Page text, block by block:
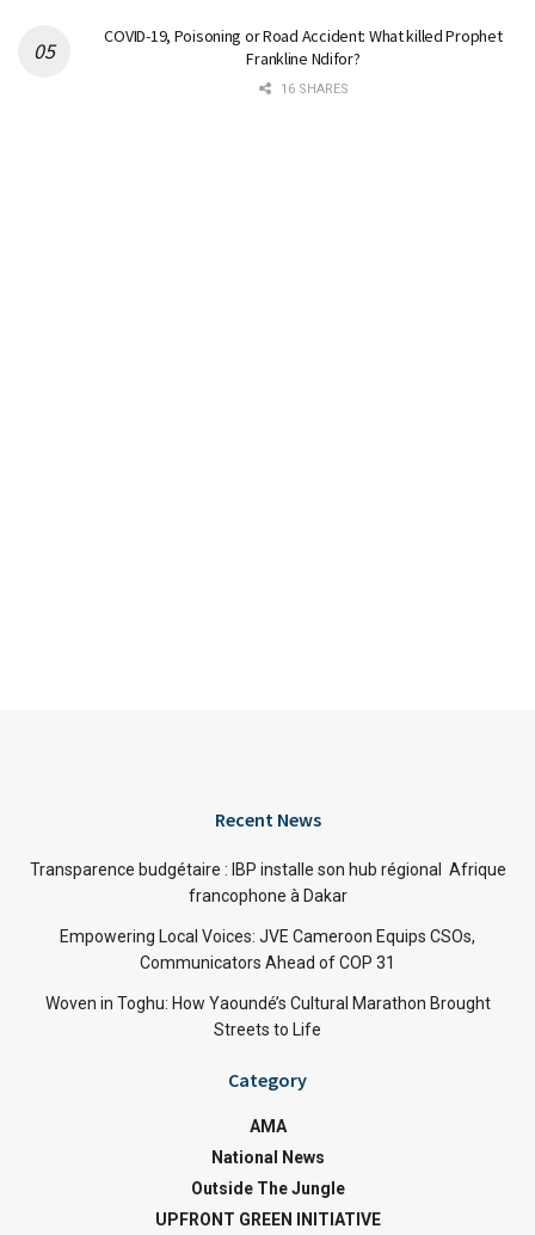
COVID-19, Poisoning or Road Accident: What killed Prophet
Frankline Ndifor?
16 SHARES
Recent News
Transparence budgétaire : IBP installe son hub régional Afrique
francophone à Dakar
Empowering Local Voices: JVE Cameroon Equips CSOs,
Communicators Ahead of COP 31
Woven in Toghu: How Yaoundé’s Cultural Marathon Brought
Streets to Life
Category
AMA
National News
Outside The Jungle
UPFRONT GREEN INITIATIVE